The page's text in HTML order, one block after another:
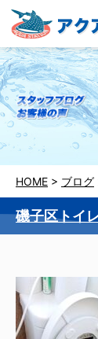
HOME > ブログ
磯子区トイ